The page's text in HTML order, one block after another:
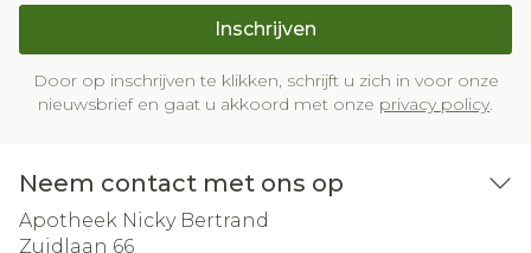
Inschrijven
Door op inschrijven te klikken, schrijft u zich in voor onze
nieuwsbrief en gaat u akkoord met onze privacy policy.
Neem contact met ons op
Apotheek Nicky Bertrand
Zuidlaan 66